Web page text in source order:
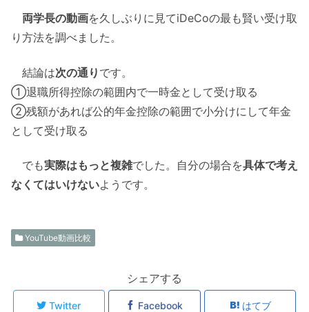
両学長の動画を久しぶりに見てiDeCoの最も賢い受け取
り方法を調べました。
結論は次の通り です。
①退職所得控除の範囲内で一時金として受け取る
②残額があれば公的年金控除の範囲で小分けにして年金
として受け取る
でも実際はもっと複雑でした。自分の場合を具体で考え
なくてはいけないようです。
YouTube動画比較
シェアする
Twitter Facebook はてブ